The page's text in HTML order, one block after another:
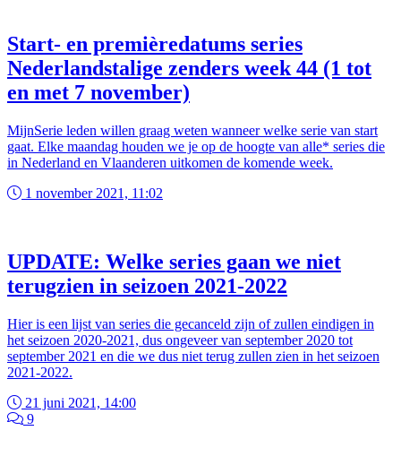
Start- en premièredatums series
Nederlandstalige zenders week 44 (1 tot
en met 7 november)
MijnSerie leden willen graag weten wanneer welke serie van start
gaat. Elke maandag houden we je op de hoogte van alle* series die
in Nederland en Vlaanderen uitkomen de komende week.
1 november 2021, 11:02
UPDATE: Welke series gaan we niet
terugzien in seizoen 2021-2022
Hier is een lijst van series die gecanceld zijn of zullen eindigen in
het seizoen 2020-2021, dus ongeveer van september 2020 tot
september 2021 en die we dus niet terug zullen zien in het seizoen
2021-2022.
21 juni 2021, 14:00
9